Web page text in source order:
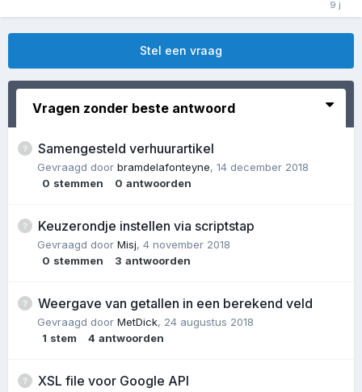
Stel een vraag
Vragen zonder beste antwoord
Samengesteld verhuurartikel
Gevraagd door bramdelafonteyne, 14 december 2018
0 stemmen 0 antwoorden
Keuzerondje instellen via scriptstap
Gevraagd door Misj, 4 november 2018
0 stemmen 3 antwoorden
Weergave van getallen in een berekend veld
Gevraagd door MetDick, 24 augustus 2018
1 stem 4 antwoorden
XSL file voor Google API